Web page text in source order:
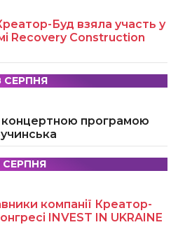
Буд взяла участь у
Recovery Construction
СЕРПНЯ
концертною програмою
СЕРПНЯ
компанії Креатор-
INVEST IN UKRAINE